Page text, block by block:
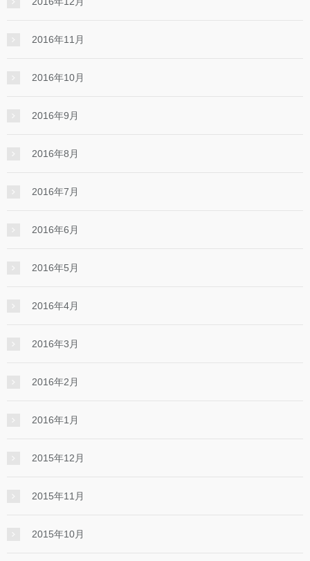
2016年11月
2016年10月
2016年9月
2016年8月
2016年7月
2016年6月
2016年5月
2016年4月
2016年3月
2016年2月
2016年1月
2015年12月
2015年11月
2015年10月